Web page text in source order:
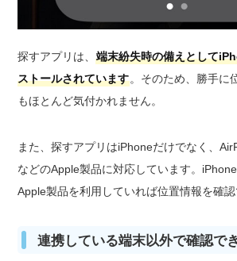
探すアプリは、端末紛失時の備えとして
ストールされています。そのため、勝手に
もほとんど気付かれません。
また、探すアプリはiPhoneだけでなく、
などのApple製品に対応しています。
Apple製品を利用していれば位置情報を確認
連携している端末以外で確認で